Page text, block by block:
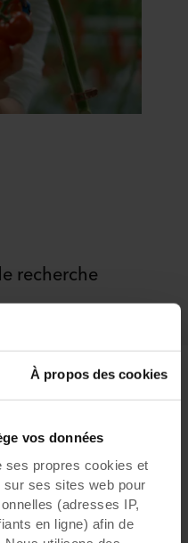
À propos des cookies
vos données
ses propres cookies et
ses sites web pour
(adresses IP,
en ligne) afin de
recherche